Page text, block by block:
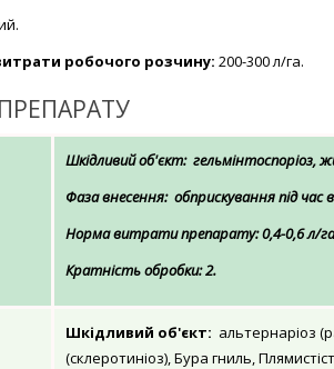
робочого розчину: 200-300 л/га.
Шкідливий об'єкт: гельмінтоспоріоз,
Фаза внесення: обприскування під час
Норма витрати препарату: 0,4-0,6 л/
Кратність обробки: 2.
Шкідливий об'єкт: альтернаріоз
(склеротиніоз), Бура гниль,